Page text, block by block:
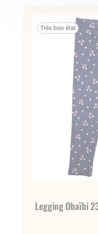
Très bon état
Legging Obaïbi